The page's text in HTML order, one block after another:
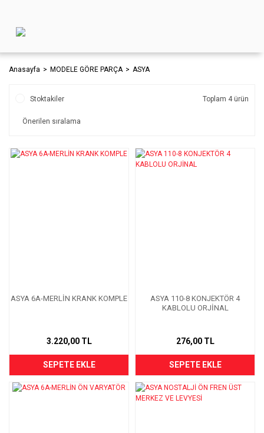
Anasayfa MODELE GÖRE PARÇA ASYA
Stoktakiler Toplam 4 ürün
ASYA 6A-MERLİN KRANK KOMPLE
3.220,00 TL
SEPETE EKLE
ASYA 110-8 KONJEKTÖR 4
KABLOLU ORJİNAL
276,00 TL
SEPETE EKLE